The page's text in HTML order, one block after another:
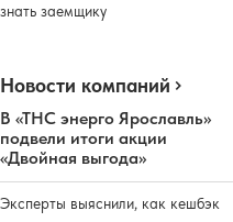
знать заемщику
Новости компаний
В «ТНС энерго Ярославль»
подвели итоги акции
«Двойная выгода»
Эксперты выяснили, как кешбэк